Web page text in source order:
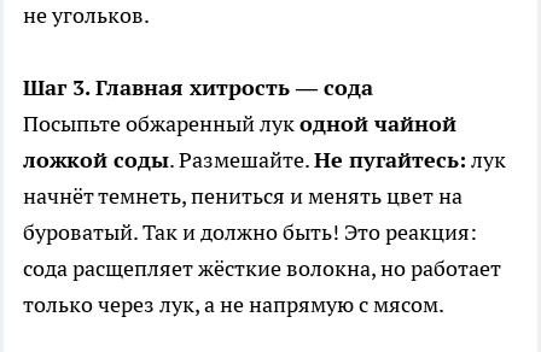
не угольков.
Шаг 3. Главная хитрость — сода
Посыпьте обжаренный лукодной чайной
ложкой соды. Размешайте.Не пугайтесь: лук
начнёт темнеть, пениться и менять цвет на
буроватый. Так и должно быть! Это реакция:
сода расщепляет жёсткие волокна, но работает
только через лук, а не напрямую с мясом.